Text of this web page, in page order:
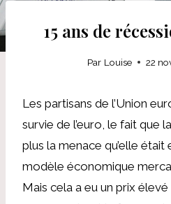
15 ans de
Par Louise 22
Les partisans de l’Union
survie de l’euro, le fait que
plus la menace qu’elle
modèle économique
Mais cela a eu un prix